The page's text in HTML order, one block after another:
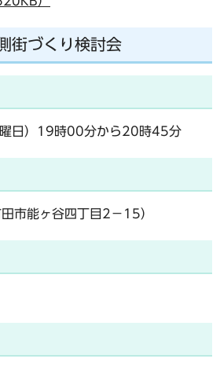
街づくり検討会
日）19時00分から20時45分
市能ヶ谷四丁目2－15）